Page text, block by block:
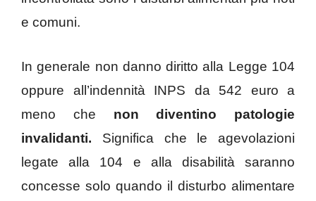
e comuni.
In generale non danno diritto alla Legge 104
oppure all’indennità INPS da 542 euro a
meno che non diventino patologie
invalidanti. Significa che le agevolazioni
legate alla 104 e alla disabilità saranno
concesse solo quando il disturbo alimentare